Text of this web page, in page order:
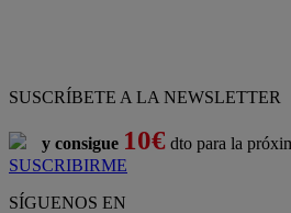
SUSCRÍBETE A LA NEWSLETTER
y consigue 10€ dto para la
SUSCRIBIRME
SÍGUENOS EN